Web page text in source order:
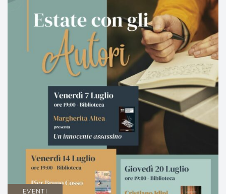
EVENTI